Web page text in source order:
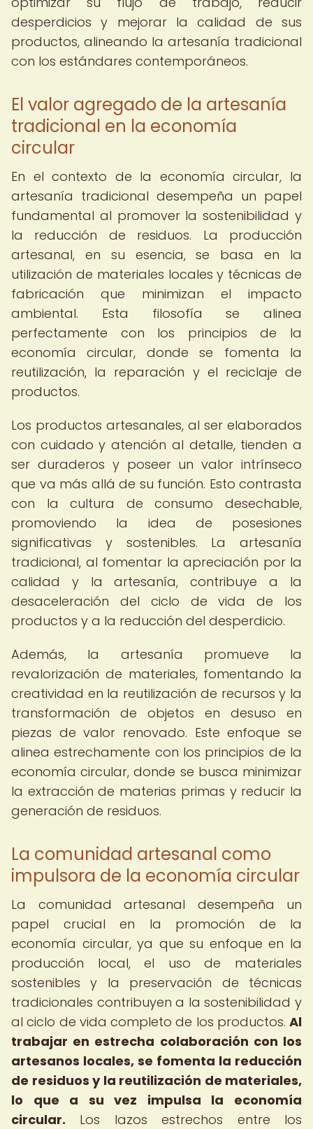
desperdicios y mejorar la calidad de sus
productos, alineando la artesanía tradicional
con los estándares contemporáneos.
El valor agregado de la artesanía
tradicional en la economía
circular
En el contexto de la economía circular, la
artesanía tradicional desempeña un papel
fundamental al promover la sostenibilidad y
la reducción de residuos. La producción
artesanal, en su esencia, se basa en la
utilización de materiales locales y técnicas de
fabricación que minimizan el impacto
ambiental. Esta filosofía se alinea
perfectamente con los principios de la
economía circular, donde se fomenta la
reutilización, la reparación y el reciclaje de
productos.
Los productos artesanales, al ser elaborados
con cuidado y atención al detalle, tienden a
ser duraderos y poseer un valor intrínseco
que va más allá de su función. Esto contrasta
con la cultura de consumo desechable,
promoviendo la idea de posesiones
significativas y sostenibles. La artesanía
tradicional, al fomentar la apreciación por la
calidad y la artesanía, contribuye a la
desaceleración del ciclo de vida de los
productos y a la reducción del desperdicio.
Además, la artesanía promueve la
revalorización de materiales, fomentando la
creatividad en la reutilización de recursos y la
transformación de objetos en desuso en
piezas de valor renovado. Este enfoque se
alinea estrechamente con los principios de la
economía circular, donde se busca minimizar
la extracción de materias primas y reducir la
generación de residuos.
La comunidad artesanal como
impulsora de la economía circular
La comunidad artesanal desempeña un
papel crucial en la promoción de la
economía circular, ya que su enfoque en la
producción local, el uso de materiales
sostenibles y la preservación de técnicas
tradicionales contribuyen a la sostenibilidad y
al ciclo de vida completo de los productos. Al
trabajar en estrecha colaboración con los
artesanos locales, se fomenta la reducción
de residuos y la reutilización de materiales,
lo que a su vez impulsa la economía
circular. Los lazos estrechos entre los